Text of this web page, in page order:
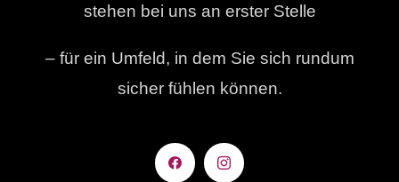
stehen bei uns an erster Stelle
– für ein Umfeld, in dem Sie sich rundum
sicher fühlen können.